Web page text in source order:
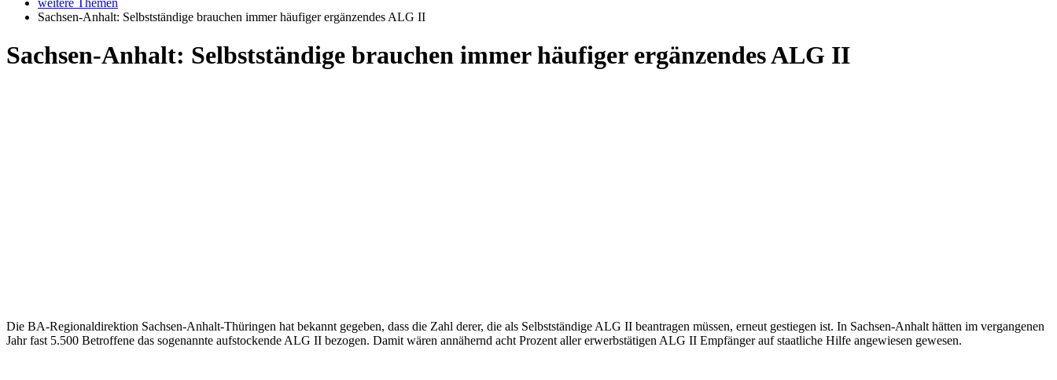
weitere Themen
Sachsen-Anhalt: Selbstständige brauchen immer häufiger ergänzendes ALG II
Sachsen-Anhalt: Selbstständige brauchen immer häufiger ergänzendes ALG II
Die BA-Regionaldirektion Sachsen-Anhalt-Thüringen hat bekannt gegeben, dass die Zahl derer, die als Selbstständige ALG II beantragen müssen, erneut gestiegen ist. In Sachsen-Anhalt hätten im vergangenen
Jahr fast 5.500 Betroffene das sogenannte aufstockende ALG II bezogen. Damit wären annähernd acht Prozent aller erwerbstätigen ALG II Empfänger auf staatliche Hilfe angewiesen gewesen.